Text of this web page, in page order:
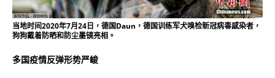
当地时间2020年7月24日，德国Daun，德国训练军犬嗅检新冠病毒感染者，
狗狗戴着防晒和防尘墨镜亮相。
多国疫情反弹形势严峻